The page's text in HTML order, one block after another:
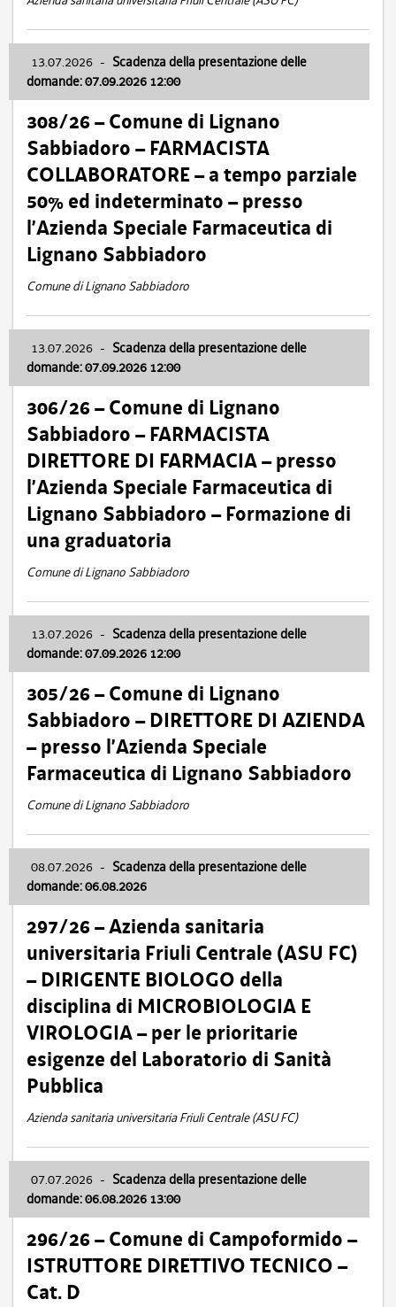
13.07.2026 - Scadenza della presentazione delle
domande: 07.09.2026 12:00
308/26 – Comune di Lignano
Sabbiadoro – FARMACISTA
COLLABORATORE – a tempo parziale
50% ed indeterminato – presso
l’Azienda Speciale Farmaceutica di
Lignano Sabbiadoro
Comune di Lignano Sabbiadoro
13.07.2026 - Scadenza della presentazione delle
domande: 07.09.2026 12:00
306/26 – Comune di Lignano
Sabbiadoro – FARMACISTA
DIRETTORE DI FARMACIA – presso
l’Azienda Speciale Farmaceutica di
Lignano Sabbiadoro – Formazione di
una graduatoria
Comune di Lignano Sabbiadoro
13.07.2026 - Scadenza della presentazione delle
domande: 07.09.2026 12:00
305/26 – Comune di Lignano
Sabbiadoro – DIRETTORE DI AZIENDA
– presso l’Azienda Speciale
Farmaceutica di Lignano Sabbiadoro
Comune di Lignano Sabbiadoro
08.07.2026 - Scadenza della presentazione delle
domande: 06.08.2026
297/26 – Azienda sanitaria
universitaria Friuli Centrale (ASU FC)
– DIRIGENTE BIOLOGO della
disciplina di MICROBIOLOGIA E
VIROLOGIA – per le prioritarie
esigenze del Laboratorio di Sanità
Pubblica
Azienda sanitaria universitaria Friuli Centrale (ASU FC)
07.07.2026 - Scadenza della presentazione delle
domande: 06.08.2026 13:00
296/26 – Comune di Campoformido –
ISTRUTTORE DIRETTIVO TECNICO –
Cat. D